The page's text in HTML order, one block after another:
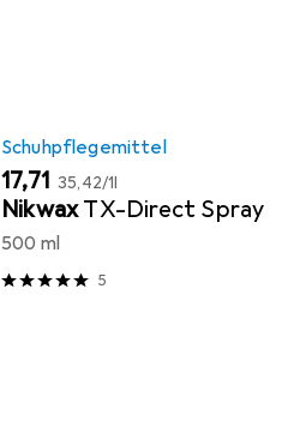
Schuhpflegemittel
EUR
17,71 EUR
35,42/1l
NikwaxTX-Direct Spray
500 ml
5